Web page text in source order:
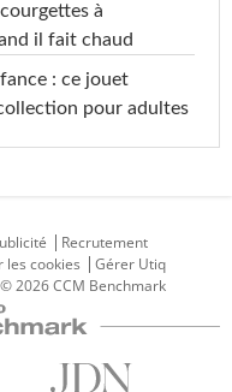
à
il fait chaud
: ce jouet
pour adultes
Recrutement
les cookies
Gérer Utiq
© 2026 CCM Benchmark